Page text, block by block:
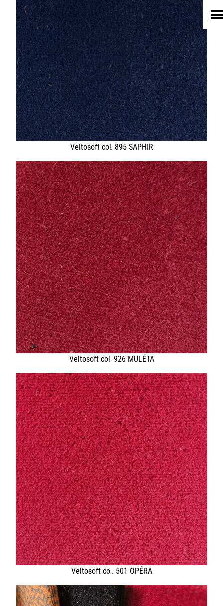
FELL
TEXTIL
ECO FRIENDLY
SHOP PELLEBELLE
PRODUKTE
DIENSTLEISTUNGEN
KNOW HOW
NEWS
KONTAKT